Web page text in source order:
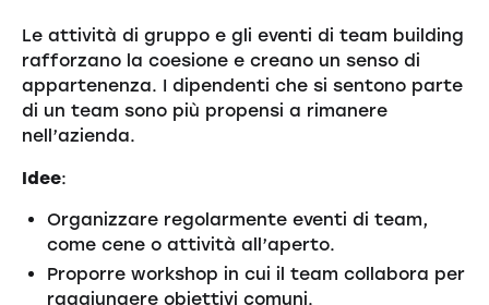
Le attività di gruppo e gli eventi di team building
rafforzano la coesione e creano un senso di
appartenenza. I dipendenti che si sentono parte
di un team sono più propensi a rimanere
nell’azienda.
Idee:
Organizzare regolarmente eventi di team,
come cene o attività all’aperto.
Proporre workshop in cui il team collabora per
raggiungere obiettivi comuni.